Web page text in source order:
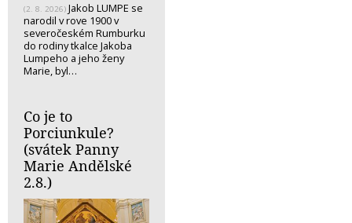
(2. 8. 2026) Jakob LUMPE se
narodil v rove 1900 v
severočeském Rumburku
do rodiny tkalce Jakoba
Lumpeho a jeho ženy
Marie, byl…
Co je to
Porciunkule?
(svátek Panny
Marie Andělské
2.8.)